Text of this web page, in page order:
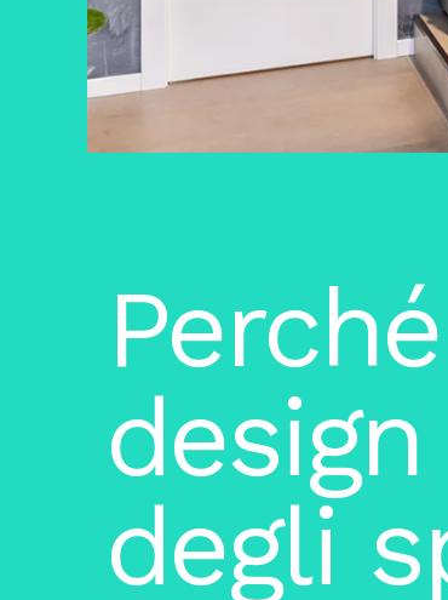
design
degli